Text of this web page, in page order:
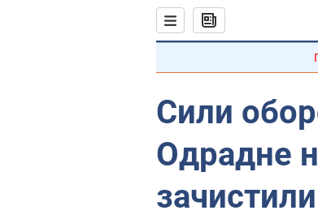
Сили
Одрадне